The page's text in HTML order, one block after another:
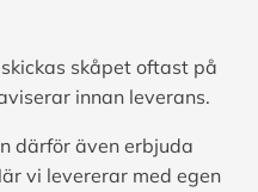
skåpet oftast på
innan leverans.
därför även erbjuda
vi levererar med egen